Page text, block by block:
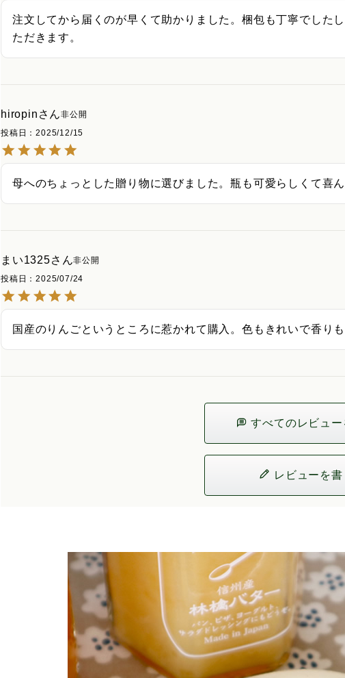
注文してから届くのが早くて助かりました。梱包も丁寧でした
ただきます。
hiropin
非公開
投稿日
2025/12/15
母へのちょっとした贈り物に選びました。瓶も可愛らしくて喜
まい1325
非公開
投稿日
2025/07/24
国産のりんごというところに惹かれて購入。色もきれいで香り
すべてのレビュ
レビューを書